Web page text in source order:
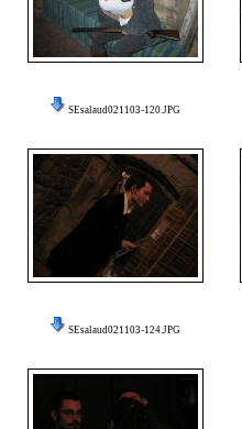
SEsalaud021103-120.JPG
SEsalaud021103-124.JPG